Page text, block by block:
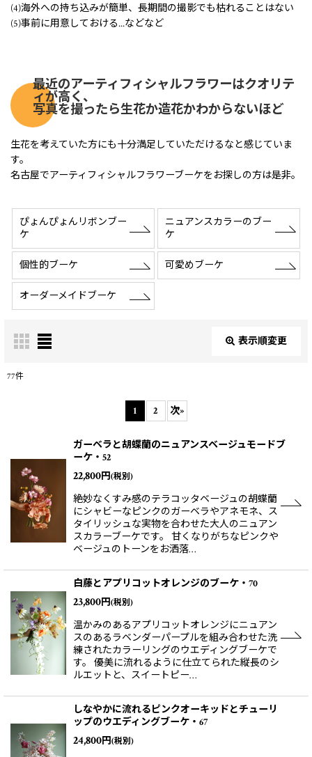
(4)海外への持ち込みが簡単、長期間の撮影でも枯れることはない
(5)事前に用意しておける...などなど
最近のアーティフィシャルフラワーはクオリテ
ィが高く、
写真を撮ったら生花か造花かわからないほど
生花を考えていた方にも十分満足していただけるなと感じていま
す。
名古屋でアーティフィシャルフラワーブーケをお探しの方は是非。
ぴょんぴょんリボンブー
ケ
ニュアンスカラーのブー
ケ
個性的ブーケ 可愛めブーケ
オーダーメイドブーケ
表示順変更
並び順
絞り込む
77件
1 2 次»
ガーベラと胡蝶蘭のニュアンスベージュモードブ
ーケ・52
22,800円(税別)
絶妙なくすみ感のテラコッタベージュの胡蝶蘭
にシャビーなピンクのガーベラやアネモネ、ス
タイリッシュな実物を合わせた大人のニュアン
スカラーブーケです。 甘くなりがちなピンクや
ベージュのトーンをお洒落…
白藤とアプリコットオレンジのブーケ・70
23,800円(税別)
温かみのあるアプリコットオレンジにニュアン
スのあるラベンダーパープルを組み合わせた洗
練されたカラーリングのウエディングブーケで
す。 優美に流れるように仕立てられた縦長のシ
ルエットと、スイートピー…
しなやかに流れるピンクオーキッドとチューリ
ップのウエディングブーケ・67
24,800円(税別)